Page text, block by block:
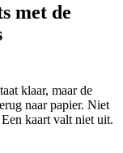
met de
klaar, maar de
naar papier. Niet
kaart valt niet uit.